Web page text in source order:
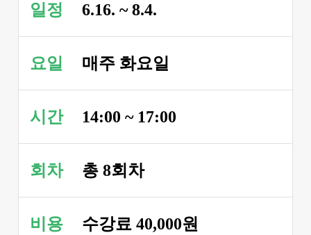
일정 6.16. ~ 8.4.
요일 매주 화요일
시간 14:00 ~ 17:00
회차 총 8회차
비용 수강료 40,000원